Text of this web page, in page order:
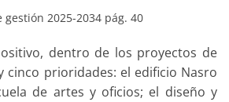
gestión 2025-2034 pág. 40
dentro de los proyectos de
cinco prioridades: el edificio Nasro
de artes y oficios; el diseño y